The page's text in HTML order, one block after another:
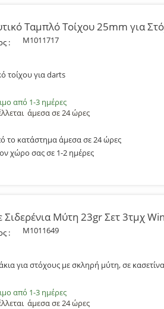
Ταμπλό Τοίχου 25mm για
: M1011717
τοίχου για darts
από 1-3 ημέρες
άμεσα σε 24 ώρες
το κατάστημα άμεσα σε 24 ώρες
χώρο σας σε 1-2 ημέρες
Σιδερένια Μύτη 23gr Σετ 3τμχ
: M1011649
για στόχους με σκληρή μύτη, σε κασετίνα
από 1-3 ημέρες
άμεσα σε 24 ώρες